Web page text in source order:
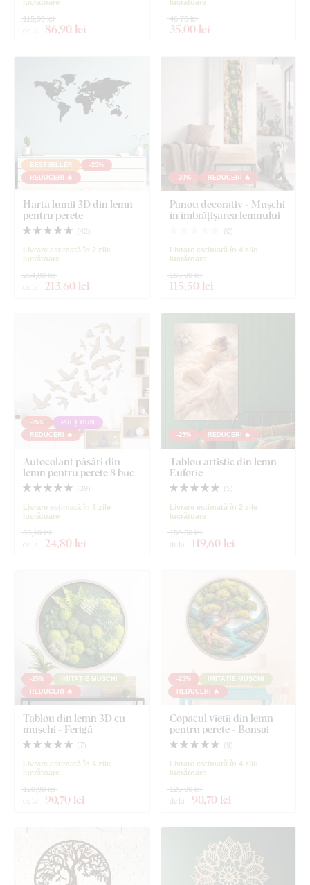
lucrătoare
de la 86,90 lei
115,90 lei
lucrătoare
35,00 lei
46,70 lei
BESTSELLER
-25%
REDUCERI 🔥
Harta lumii 3D din lemn
pentru perete
( 42)
Livrare estimată în 2 zile
lucrătoare
de la 213,60 lei
284,80 lei
-30% REDUCERI 🔥
Panou decorativ - Mușchi
în îmbrățișarea lemnului
( 0 )
Livrare estimată în 4 zile
lucrătoare
115,50 lei
165,00 lei
-25%
PREȚ BUN
REDUCERI 🔥
Autocolant păsări din
lemn pentru perete 8 buc
( 39)
Livrare estimată în 3 zile
lucrătoare
de la 24,80 lei
33,10 lei
-25% REDUCERI 🔥
Tablou artistic din lemn -
Euforie
( 5)
Livrare estimată în 2 zile
lucrătoare
de la 119,60 lei
159,50 lei
-25%
IMITAȚIE MUȘCHI
REDUCERI 🔥
Tablou din lemn 3D cu
mușchi - Ferigă
( 7)
Livrare estimată în 4 zile
lucrătoare
de la 90,70 lei
120,90 lei
-25%
IMITAȚIE MUȘCHI
REDUCERI 🔥
Copacul vieții din lemn
pentru perete - Bonsai
( 9 )
Livrare estimată în 4 zile
lucrătoare
de la 90,70 lei
120,90 lei